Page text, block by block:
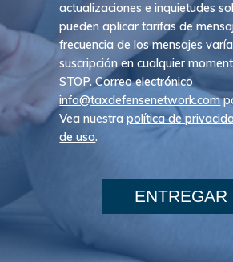
actualizaciones e inquietudes
pueden aplicar tarifas de
frecuencia de los mensajes
suscripción en cualquier
STOP. Correo electrónico
info@taxdefensenetwork.com
Vea nuestrapolítica de
de uso.
ENTREGAR